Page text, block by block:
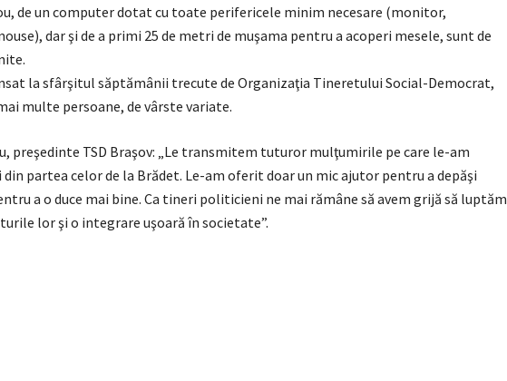
de un computer dotat cu toate perifericele minim necesare (monitor,
dar şi de a primi 25 de metri de muşama pentru a acoperi mesele, sunt de
la sfârşitul săptămânii trecute de Organizaţia Tineretului Social-Democrat,
multe persoane, de vârste variate.
preşedinte TSD Braşov: „Le transmitem tuturor mulţumirile pe care le-am
partea celor de la Brădet. Le-am oferit doar un mic ajutor pentru a depăşi
a o duce mai bine. Ca tineri politicieni ne mai rămâne să avem grijă să luptăm
lor şi o integrare uşoară în societate”.